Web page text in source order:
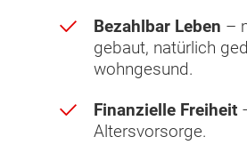
Bezahlbar Leben –
gebaut, natürlich
wohngesund.
Finanzielle Freiheit
Altersvorsorge.